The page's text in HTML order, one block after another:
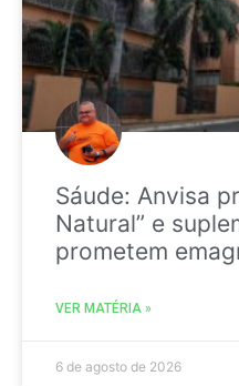
Sáude: Anvisa
Natural” e
prometem
VER MATÉRIA »
6 de agosto de 2026